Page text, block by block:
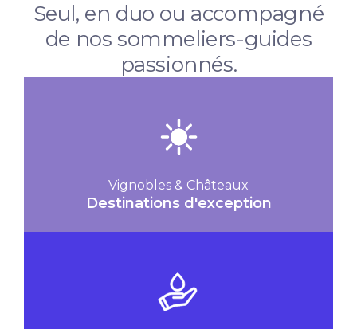
Seul, en duo ou accompagné
de nos sommeliers-guides
passionnés.
Vignobles & Châteaux
Destinations d'exception